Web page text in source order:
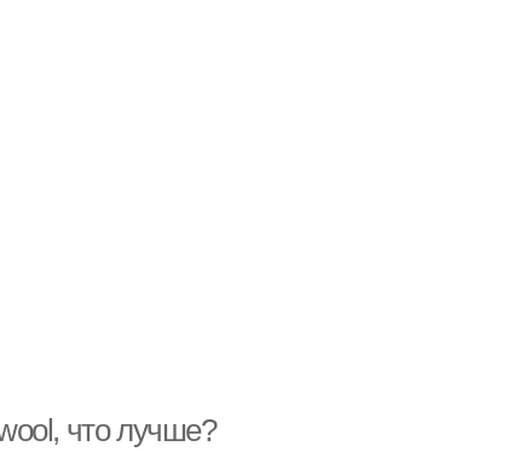
что лучше?